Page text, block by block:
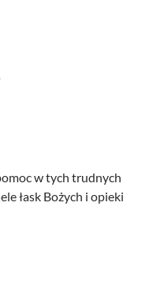
w tych trudnych
łask Bożych i opieki